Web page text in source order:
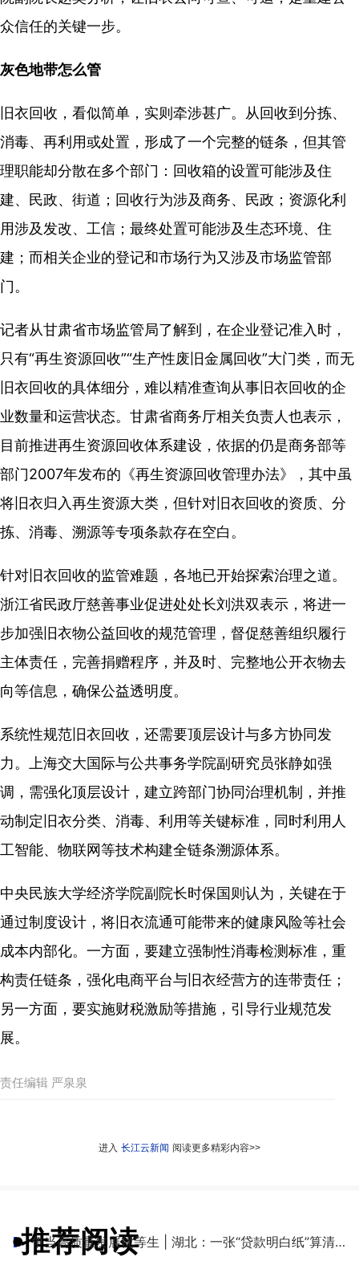
众信任的关键一步。
灰色地带怎么管
旧衣回收，看似简单，实则牵涉甚广。从回收到分拣、
消毒、再利用或处置，形成了一个完整的链条，但其管
理职能却分散在多个部门：回收箱的设置可能涉及住
建、民政、街道；回收行为涉及商务、民政；资源化利
用涉及发改、工信；最终处置可能涉及生态环境、住
建；而相关企业的登记和市场行为又涉及市场监管部
门。
记者从甘肃省市场监管局了解到，在企业登记准入时，
只有“再生资源回收”“生产性废旧金属回收”大门类，而无
旧衣回收的具体细分，难以精准查询从事旧衣回收的企
业数量和运营状态。甘肃省商务厅相关负责人也表示，
目前推进再生资源回收体系建设，依据的仍是商务部等
部门2007年发布的《再生资源回收管理办法》，其中虽
将旧衣归入再生资源大类，但针对旧衣回收的资质、分
拣、消毒、溯源等专项条款存在空白。
针对旧衣回收的监管难题，各地已开始探索治理之道。
浙江省民政厅慈善事业促进处处长刘洪双表示，将进一
步加强旧衣物公益回收的规范管理，督促慈善组织履行
主体责任，完善捐赠程序，并及时、完整地公开衣物去
向等信息，确保公益透明度。
系统性规范旧衣回收，还需要顶层设计与多方协同发
力。上海交大国际与公共事务学院副研究员张静如强
调，需强化顶层设计，建立跨部门协同治理机制，并推
动制定旧衣分类、消毒、利用等关键标准，同时利用人
工智能、物联网等技术构建全链条溯源体系。
中央民族大学经济学院副院长时保国则认为，关键在于
通过制度设计，将旧衣流通可能带来的健康风险等社会
成本内部化。一方面，要建立强制性消毒检测标准，重
构责任链条，强化电商平台与旧衣经营方的连带责任；
另一方面，要实施财税激励等措施，引导行业规范发
展。
责任编辑 严泉泉
进入 长江云新闻 阅读更多精彩内容>>
推荐阅读
●
争当高质量发展优等生 | 湖北：一张“贷款明白纸”算清融资成本账